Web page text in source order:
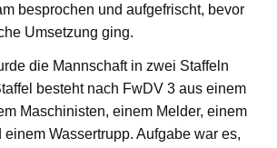
besprochen und aufgefrischt, bevor
Umsetzung ging.
die Mannschaft in zwei Staffeln
besteht nach FwDV 3 aus einem
Maschinisten, einem Melder, einem
Wassertrupp. Aufgabe war es,